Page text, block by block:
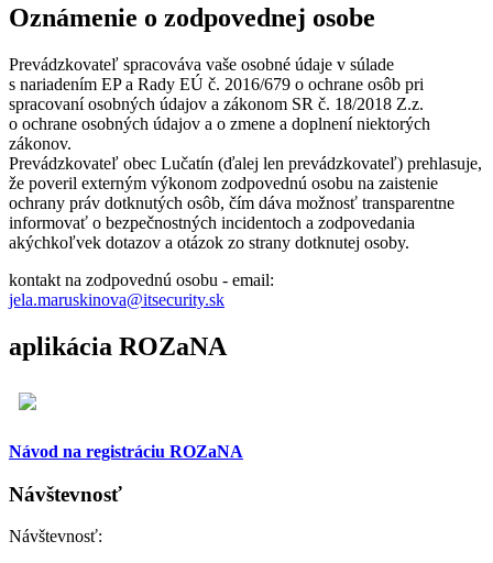
Oznámenie o zodpovednej osobe
Prevádzkovateľ spracováva vaše osobné údaje v súlade
s nariadením EP a Rady EÚ č. 2016/679 o ochrane osôb pri
spracovaní osobných údajov a zákonom SR č. 18/2018 Z.z.
o ochrane osobných údajov a o zmene a doplnení niektorých
zákonov.
Prevádzkovateľ obec Lučatín (ďalej len prevádzkovateľ) prehlasuje,
že poveril externým výkonom zodpovednú osobu na zaistenie
ochrany práv dotknutých osôb, čím dáva možnosť transparentne
informovať o bezpečnostných incidentoch a zodpovedania
akýchkoľvek dotazov a otázok zo strany dotknutej osoby.
kontakt na zodpovednú osobu - email:
jela.maruskinova@itsecurity.sk
aplikácia ROZaNA
Návod na registráciu ROZaNA
Návštevnosť
Návštevnosť: